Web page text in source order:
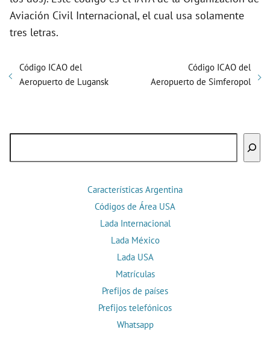
Aviación Civil Internacional, el cual usa solamente
tres letras.
Código ICAO del
Aeropuerto de Lugansk
Código ICAO del
Aeropuerto de Simferopol
Características Argentina
Códigos de Área USA
Lada Internacional
Lada México
Lada USA
Matrículas
Prefijos de países
Prefijos telefónicos
Whatsapp